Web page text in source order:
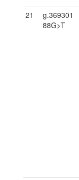
21
g.369301
88G>T